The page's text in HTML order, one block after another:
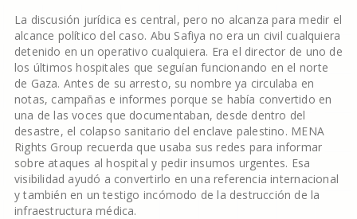
La discusión jurídica es central, pero no alcanza para medir el
alcance político del caso. Abu Safiya no era un civil cualquiera
detenido en un operativo cualquiera. Era el director de uno de
los últimos hospitales que seguían funcionando en el norte
de Gaza. Antes de su arresto, su nombre ya circulaba en
notas, campañas e informes porque se había convertido en
una de las voces que documentaban, desde dentro del
desastre, el colapso sanitario del enclave palestino. MENA
Rights Group recuerda que usaba sus redes para informar
sobre ataques al hospital y pedir insumos urgentes. Esa
visibilidad ayudó a convertirlo en una referencia internacional
y también en un testigo incómodo de la destrucción de la
infraestructura médica.